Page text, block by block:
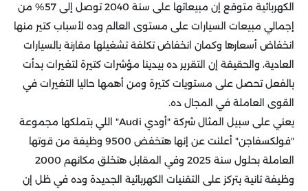
الكهربائية متوقع إن مبيعاتها على سنة 2040 توصل إلى 57% من
إجمالي مبيعات السيارات على مستوى العالم وده لأسباب كتير منها
انخفاض أسعارها وكمان انخفاض تكلفة تشغيلها مقارنة بالسيارات
العادية، والحقيقة إن التقرير ده بيدينا مؤشرات كتيرة لتغيرات بدأت
بالفعل تحصل على مستويات كتيرة ومن أهمها حاليا التغيرات في
القوى العاملة في المجال ده.
يعني على سبيل المثال شركة "أودي Audi" اللي بتملكها مجموعة
"فولكسفاجن" أعلنت عن إنها هتخفض 9500 وظيفة من قوتها
العاملة بحلول سنة 2025 وفي المقابل هتخلق مكانهم 2000
وظيفة تانية بتركز على التقنيات الكهربائية الجديدة وده في ظل إن